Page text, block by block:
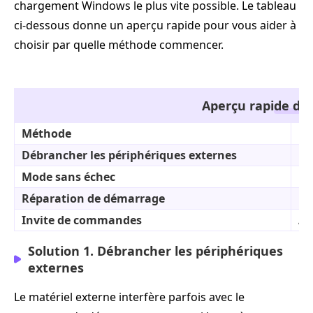
chargement Windows le plus vite possible. Le tableau
ci-dessous donne un aperçu rapide pour vous aider à
choisir par quelle méthode commencer.
Aperçu rapide
Méthode
Débrancher les périphériques externes
Mode sans échec
Réparation de démarrage
Invite de commandes
Solution 1. Débrancher les périphériques
externes
Le matériel externe interfère parfois avec le